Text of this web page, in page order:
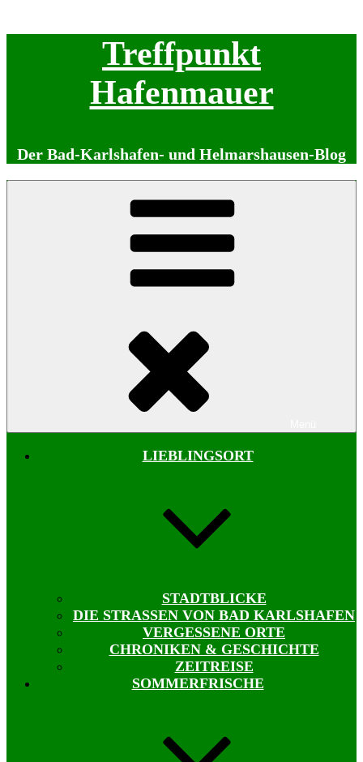
Treffpunkt
Hafenmauer
Der Bad-Karlshafen- und Helmarshausen-Blog
LIEBLINGSORT
STADTBLICKE
DIE STRASSEN VON BAD KARLSHAFEN
VERGESSENE ORTE
CHRONIKEN & GESCHICHTE
ZEITREISE
SOMMERFRISCHE